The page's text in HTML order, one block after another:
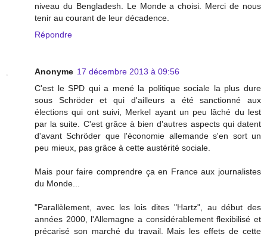
niveau du Bengladesh. Le Monde a choisi. Merci de nous
tenir au courant de leur décadence.
Répondre
Anonyme 17 décembre 2013 à 09:56
C'est le SPD qui a mené la politique sociale la plus dure
sous Schröder et qui d'ailleurs a été sanctionné aux
élections qui ont suivi, Merkel ayant un peu lâché du lest
par la suite. C'est grâce à bien d'autres aspects qui datent
d'avant Schröder que l'économie allemande s'en sort un
peu mieux, pas grâce à cette austérité sociale.
Mais pour faire comprendre ça en France aux journalistes
du Monde...
"Parallèlement, avec les lois dites "Hartz", au début des
années 2000, l'Allemagne a considérablement flexibilisé et
précarisé son marché du travail. Mais les effets de cette